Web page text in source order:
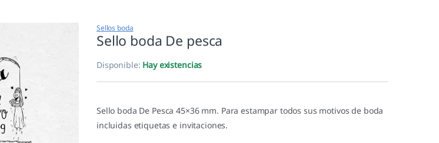
Sellos boda
Sello boda De pesca
Disponible: Hay existencias
Sello boda De Pesca 45×36 mm. Para estampar todos sus motivos de boda
incluidas etiquetas e invitaciones.